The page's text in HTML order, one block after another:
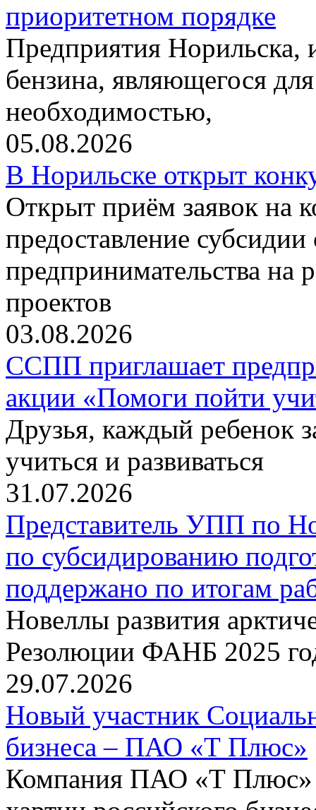
приоритетном порядке
Предприятия
бензина, являющегося
необходимостью,
05.08.2026
В Норильске открыт
Открыт приём заявок на
предоставление
предпринимательства на
проектов
03.08.2026
ССПП приглашает
акции «Помоги пойти
Друзья, каждый ребенок
учиться и развиваться
31.07.2026
Представитель УПП по
по субсидированию
поддержано по итогам
Новеллы развития
Резолюции ФАНБ 2025
29.07.2026
Новый участник
бизнеса – ПАО «Т Плюс»
Компания ПАО «Т Плюс»